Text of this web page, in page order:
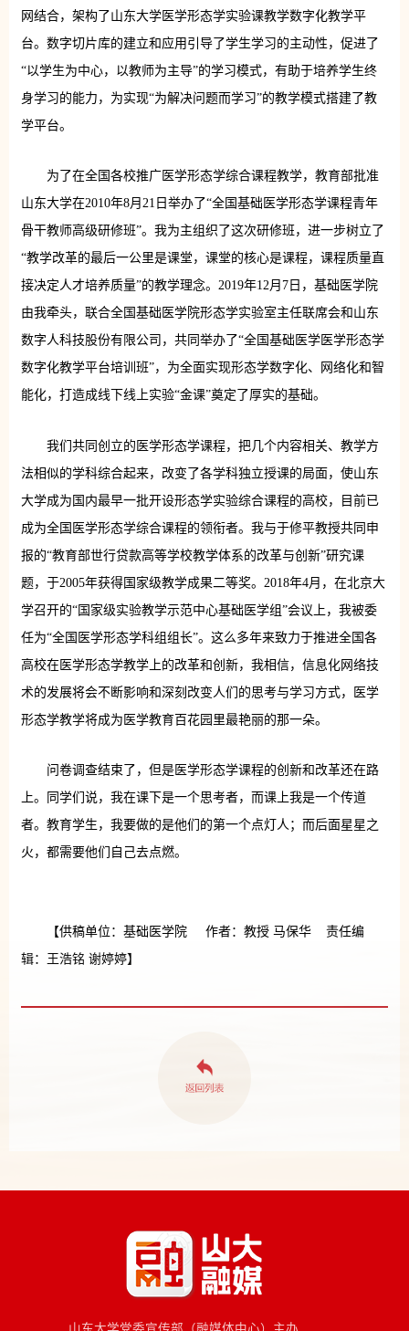
网结合，架构了山东大学医学形态学实验课教学数字化教学平
台。数字切片库的建立和应用引导了学生学习的主动性，促进了
“以学生为中心，以教师为主导”的学习模式，有助于培养学生终
身学习的能力，为实现“为解决问题而学习”的教学模式搭建了教
学平台。
为了在全国各校推广医学形态学综合课程教学，教育部批准
山东大学在2010年8月21日举办了“全国基础医学形态学课程青年
骨干教师高级研修班”。我为主组织了这次研修班，进一步树立了
“教学改革的最后一公里是课堂，课堂的核心是课程，课程质量直
接决定人才培养质量”的教学理念。2019年12月7日，基础医学院
由我牵头，联合全国基础医学院形态学实验室主任联席会和山东
数字人科技股份有限公司，共同举办了“全国基础医学医学形态学
数字化教学平台培训班”，为全面实现形态学数字化、网络化和智
能化，打造成线下线上实验“金课”奠定了厚实的基础。
我们共同创立的医学形态学课程，把几个内容相关、教学方
法相似的学科综合起来，改变了各学科独立授课的局面，使山东
大学成为国内最早一批开设形态学实验综合课程的高校，目前已
成为全国医学形态学综合课程的领衔者。我与于修平教授共同申
报的“教育部世行贷款高等学校教学体系的改革与创新”研究课
题，于2005年获得国家级教学成果二等奖。2018年4月，在北京大
学召开的“国家级实验教学示范中心基础医学组”会议上，我被委
任为“全国医学形态学科组组长”。这么多年来致力于推进全国各
高校在医学形态学教学上的改革和创新，我相信，信息化网络技
术的发展将会不断影响和深刻改变人们的思考与学习方式，医学
形态学教学将成为医学教育百花园里最艳丽的那一朵。
问卷调查结束了，但是医学形态学课程的创新和改革还在路
上。同学们说，我在课下是一个思考者，而课上我是一个传道
者。教育学生，我要做的是他们的第一个点灯人；而后面星星之
火，都需要他们自己去点燃。
【供稿单位：基础医学院 作者：教授 马保华 责任编
辑：王浩铭 谢婷婷】